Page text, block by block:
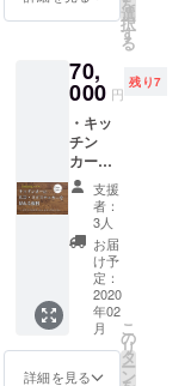
6月1日
けを開
始し、
2020年
6月30日
までに
お届け
しま
す。
※出店情
めお店
のSNS
よりご
確認く
ださ
い。 ※
商品券
の有効
期限は
2021年
5月末ま
でで
す。 ※
リター
ンは
6月1日
1-6) ※ド
リンク
日時は
応相談
です。
※オリジ
ナルス
テッ
カー、
サンク
スレ
ターは
指定住
所へお
ます
応相談
です。
※別途距
離分の
ガソリ
ン代を
いただ
きま
す。
テッ
カー ・
スレ
ター 川
内村の
旬の野
菜詰め
合わせ
を、季
節ごと
にお送
りしま
す。 プ
ラス、
当店で
使える
20000
円分商
品券、
選
択
す
る
70,
000 円
残り7
・キッ
チン
カーに
広告・
ロゴス
テッ
カーを
貼れる
権利 ・
オリジ
ナルス
テッ
カー ・
サンク
支援
者：
3人
お届
け予
定：
2020
年02
月
詳細を見る
こ
の
リ
タ
ー
ン